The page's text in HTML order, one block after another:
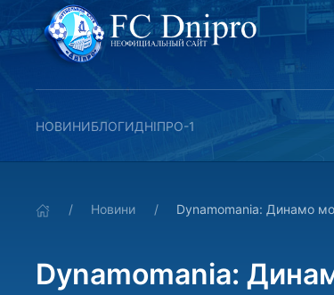
НОВИНИБЛОГИДНІПРО-1
Новини Dynamomania: Динамо
Dynamomania: